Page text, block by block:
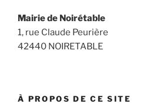
Mairie de Noirétable
1, rue Claude Peurière
42440 NOIRETABLE
À PROPOS DE CE SITE